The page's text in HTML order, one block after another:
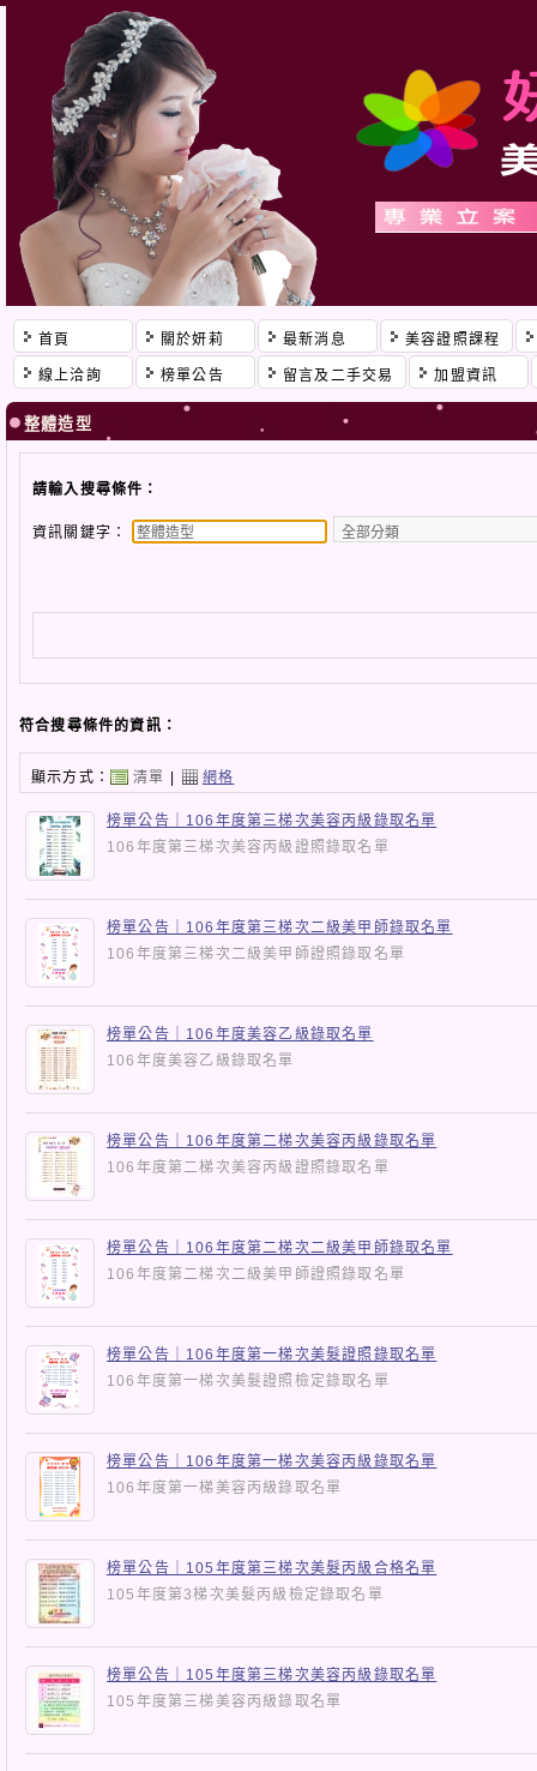
首頁 關於妍莉 最新消息 美容證照課程
線上洽詢 榜單公告 留言及二手交易 加盟資訊
整體造型
請輸入搜尋條件：
資訊關鍵字：
符合搜尋條件的資訊：
顯示方式： 清單 | 網格
榜單公告｜106年度第三梯次美容丙級錄取名單
106年度第三梯次美容丙級證照錄取名單
榜單公告｜106年度第三梯次二級美甲師錄取名單
106年度第三梯次二級美甲師證照錄取名單
榜單公告｜106年度美容乙級錄取名單
106年度美容乙級錄取名單
榜單公告｜106年度第二梯次美容丙級錄取名單
106年度第二梯次美容丙級證照錄取名單
榜單公告｜106年度第二梯次二級美甲師錄取名單
106年度第二梯次二級美甲師證照錄取名單
榜單公告｜106年度第一梯次美髮證照錄取名單
106年度第一梯次美髮證照檢定錄取名單
榜單公告｜106年度第一梯次美容丙級錄取名單
106年度第一梯美容丙級錄取名單
榜單公告｜105年度第三梯次美髮丙級合格名單
105年度第3梯次美髮丙級檢定錄取名單
榜單公告｜105年度第三梯次美容丙級錄取名單
105年度第三梯美容丙級錄取名單